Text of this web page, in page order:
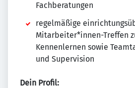
Fachberatungen
regelmäßige
Mitarbeiter*innen-Treffen
Kennenlernen sowie
und Supervision
Dein Profil: